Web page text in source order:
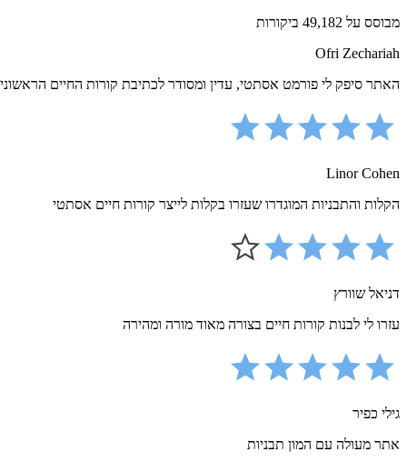
מבוסס על 49,182 ביקורות
Ofri Zechariah
האתר סיפק לי פורמט אסתטי, עדין ומסודר לכתיבת קורות החיים
Linor Cohen
הקלות והתבניות המוגדרו שעזרו בקלות לייצר קורות חיים אסתטי
דניאל שוורץ
עזרו לי לבנות קורות חיים בצורה מאוד מורה ומהירה
גילי כפיר
אתר מעולה עם המון תבניות